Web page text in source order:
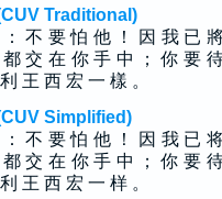
Traditional)
不 要 怕 他 ！ 因 我 已
都 交 在 你 手 中 ； 你 要
王 西 宏 一 樣 。
Simplified)
不 要 怕 他 ！ 因 我 已
都 交 在 你 手 中 ； 你 要
王 西 宏 一 样 。